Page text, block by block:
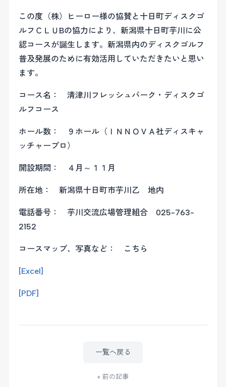
この度（株）ヒーロー様の協賛と十日町ディスクゴ
ルフＣＬＵBの協力により、新潟県十日町芋川に公
認コースが誕生します。新潟県内のディスクゴルフ
普及発展のために有効活用していただきたいと思い
ます。
コース名： 清津川フレッシュパーク・ディスクゴ
ルフコース
ホール数： ９ホール（ＩＮＮＯＶＡ社ディスキャ
ッチャープロ）
開設期間： ４月～１１月
所在地： 新潟県十日町市芋川乙 地内
電話番号： 芋川交流広場管理組合 025-763-
2152
コースマップ、写真など： こちら
[Excel]
[PDF]
« 前の記事
一覧へ戻る